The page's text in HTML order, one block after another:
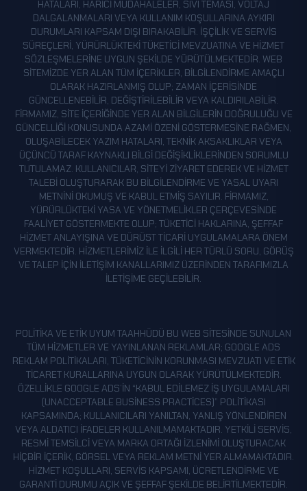
HATALARI, HARICI MÜDAHALELER, SIVI TEMASI, VOLTAJ
DALGALANMALARI VEYA KULLANIM KOŞULLARINA AYKIRI
DURUMLARI KAPSAM DIŞI BIRAKABILIR. İŞÇILIK VE SERVIS
SÜREÇLERI, YÜRÜRLÜKTEKI TÜKETICI MEVZUATINA VE HIZMET
SÖZLEŞMELERINE UYGUN ŞEKILDE YÜRÜTÜLMEKTEDIR. WEB
SITEMIZDE YER ALAN TÜM IÇERIKLER, BILGILENDIRME AMAÇLI
OLARAK HAZIRLANMIŞ OLUP; ZAMAN IÇERISINDE
GÜNCELLENEBILIR, DEĞIŞTIRILEBILIR VEYA KALDIRILABILIR.
FIRMAMIZ, SITE IÇERIĞINDE YER ALAN BILGILERIN DOĞRULUĞU VE
GÜNCELLIĞI KONUSUNDA AZAMI ÖZENI GÖSTERMESINE RAĞMEN,
OLUŞABILECEK YAZIM HATALARI, TEKNIK AKSAKLIKLAR VEYA
ÜÇÜNCÜ TARAF KAYNAKLI BILGI DEĞIŞIKLIKLERINDEN SORUMLU
TUTULAMAZ. KULLANICILAR, SITEYI ZIYARET EDEREK VE HIZMET
TALEBI OLUŞTURARAK BU BILGILENDIRME VE YASAL UYARI
METNINI OKUMUŞ VE KABUL ETMIŞ SAYILIR. FIRMAMIZ,
YÜRÜRLÜKTEKI YASA VE YÖNETMELIKLER ÇERÇEVESINDE
FAALIYET GÖSTERMEKTE OLUP; TÜKETICI HAKLARINA, ŞEFFAF
HIZMET ANLAYIŞINA VE DÜRÜST TICARI UYGULAMALARA ÖNEM
VERMEKTEDIR. HIZMETLERIMIZ ILE ILGILI HER TÜRLÜ SORU, GÖRÜŞ
VE TALEP IÇIN ILETIŞIM KANALLARIMIZ ÜZERINDEN TARAFIMIZLA
ILETIŞIME GEÇILEBILIR.
POLITIKA VE ETIK UYUM TAAHHÜDÜ BU WEB SITESINDE SUNULAN
TÜM HIZMETLER VE YAYINLANAN REKLAMLAR; GOOGLE ADS
REKLAM POLITIKALARI, TÜKETICININ KORUNMASI MEVZUATI VE ETIK
TICARET KURALLARINA UYGUN OLARAK YÜRÜTÜLMEKTEDIR.
ÖZELLIKLE GOOGLE ADS’IN “KABUL EDILEMEZ İŞ UYGULAMALARI
(UNACCEPTABLE BUSINESS PRACTICES)” POLITIKASI
KAPSAMINDA; KULLANICILARI YANILTAN, YANLIŞ YÖNLENDIREN
VEYA ALDATICI IFADELER KULLANILMAMAKTADIR. YETKILI SERVIS,
RESMI TEMSILCI VEYA MARKA ORTAĞI IZLENIMI OLUŞTURACAK
HIÇBIR IÇERIK, GÖRSEL VEYA REKLAM METNI YER ALMAMAKTADIR.
HIZMET KOŞULLARI, SERVIS KAPSAMI, ÜCRETLENDIRME VE
GARANTI DURUMU AÇIK VE ŞEFFAF ŞEKILDE BELIRTILMEKTEDIR.